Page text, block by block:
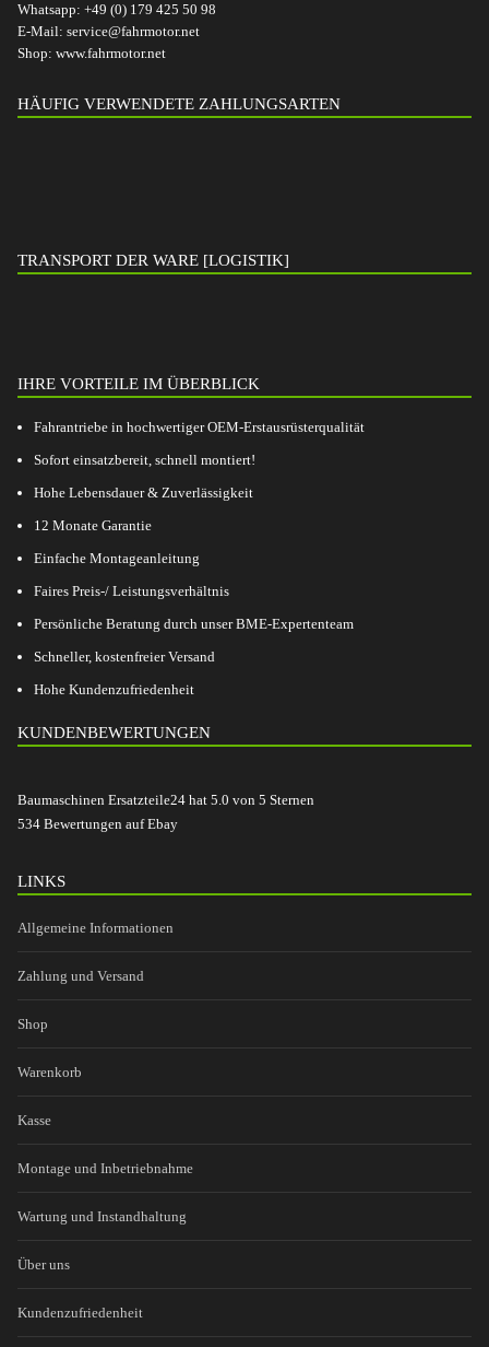
Whatsapp: +49 (0) 179 425 50 98
E-Mail: service@fahrmotor.net
Shop: www.fahrmotor.net
HÄUFIG VERWENDETE ZAHLUNGSARTEN
TRANSPORT DER WARE [LOGISTIK]
IHRE VORTEILE IM ÜBERBLICK
Fahrantriebe in hochwertiger OEM-Erstausrüsterqualität
Sofort einsatzbereit, schnell montiert!
Hohe Lebensdauer & Zuverlässigkeit
12 Monate Garantie
Einfache Montageanleitung
Faires Preis-/ Leistungsverhältnis
Persönliche Beratung durch unser BME-Expertenteam
Schneller, kostenfreier Versand
Hohe Kundenzufriedenheit
KUNDENBEWERTUNGEN
Baumaschinen Ersatzteile24 hat 5.0 von 5 Sternen
534 Bewertungen auf Ebay
LINKS
Allgemeine Informationen
Zahlung und Versand
Shop
Warenkorb
Kasse
Montage und Inbetriebnahme
Wartung und Instandhaltung
Über uns
Kundenzufriedenheit